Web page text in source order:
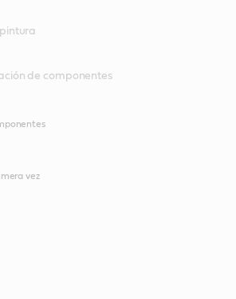
de componentes
vez